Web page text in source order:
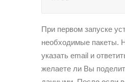
При первом запуске
необходимые пакеты.
указать email и
желаете ли Вы